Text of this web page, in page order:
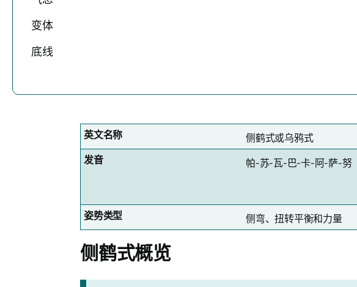
变体
底线
英文名称 侧鹤式或乌​​鸦式
发音
帕-苏-瓦-巴-卡-阿-萨-努
姿势类型
侧弯、扭转平衡和力量
侧鹤式概览